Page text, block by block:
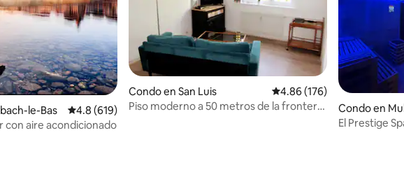
le-Bas Calificación promedio: 4.8 de 5, 619 reseñas
4.8 (619)
con aire acondicionado
Condo en San Luis Calificación promedio: 4.86
4.86 (176)
Piso moderno a 50 metros de la frontera
Condo en
El Prestige Spa Jacuzzi y